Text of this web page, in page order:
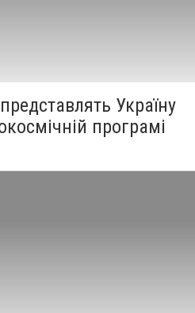
Україну
програмі